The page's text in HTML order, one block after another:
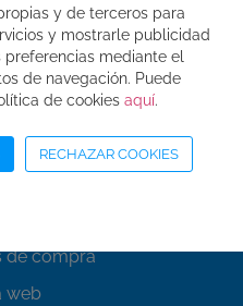
interés
somos
nosotros
de compra
web
y de terceros para
y mostrarle publicidad
mediante el
de navegación. Puede
de cookies aquí.
RECHAZAR COOKIES